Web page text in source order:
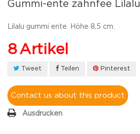
Gummi-ente zahnfee Lilalu
Lilalu gummi ente. Höhe 8,5 cm.
8Artikel
Tweet Teilen Pinterest
Contact us about this product
Ausdrucken